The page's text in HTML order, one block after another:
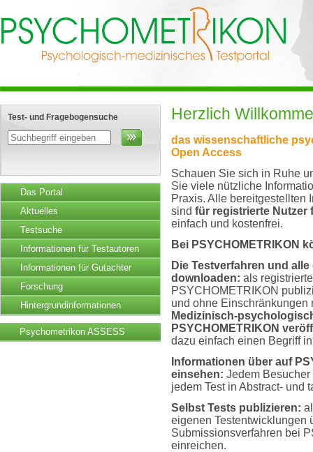
Test- und Fragebogensuche
Das Portal
Aktuelles
Testsuche
Informationen für Testautoren
Informationen für Gutachter
Forschung
Hintergrundinformationen
Psychometrikon ASSESS
Herzlich
das wissenschaftliche
Open Access
Schauen Sie sich in Ruhe
Sie viele nützliche
Praxis. Alle bereitgestellten
sind für registrierte Nutzer
einfach und kostenfrei.
Bei PSYCHOMETRIKON
Die Testverfahren und
downloaden: als
PSYCHOMETRIKON
und ohne Einschränkungen
Medizinisch-
PSYCHOMETRIKON
dazu einfach einen Begriff
Informationen über auf
einsehen: Jedem
jedem Test in Abstract- und
Selbst Tests publizieren:
eigenen Testentwicklungen
Submissionsverfahren bei
einreichen.